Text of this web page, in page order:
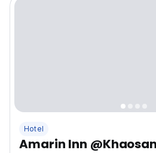
Hotel
Amarin Inn @Khaosan